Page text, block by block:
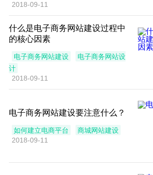
2018-09-11
什么是电子商务网站建设过程中
的核心因素
电子商务网站建设
电子商务网站设
计
2018-09-11
电子商务网站建设要注意什么？
如何建立电商平台
商城网站建设
2018-09-11